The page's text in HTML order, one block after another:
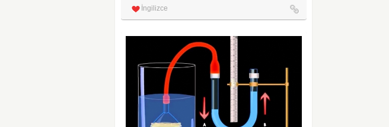
İngilizce